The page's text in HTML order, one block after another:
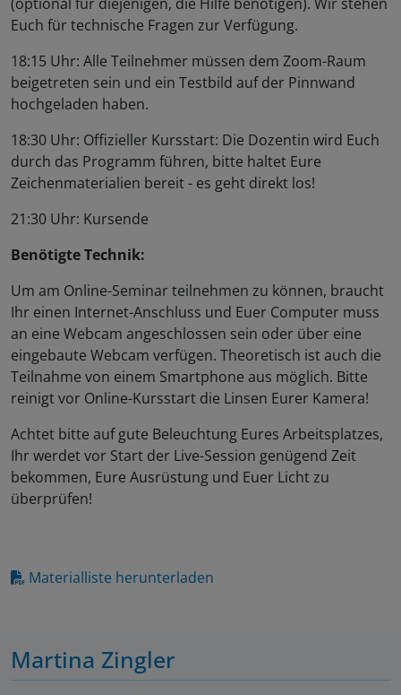
Euch für technische Fragen zur Verfügung.
18:15 Uhr: Alle Teilnehmer müssen dem Zoom-Raum
beigetreten sein und ein Testbild auf der Pinnwand
hochgeladen haben.
18:30 Uhr: Offizieller Kursstart: Die Dozentin wird Euch
durch das Programm führen, bitte haltet Eure
Zeichenmaterialien bereit - es geht direkt los!
21:30 Uhr: Kursende
Benötigte Technik:
Um am Online-Seminar teilnehmen zu können, braucht
Ihr einen Internet-Anschluss und Euer Computer muss
an eine Webcam angeschlossen sein oder über eine
eingebaute Webcam verfügen. Theoretisch ist auch die
Teilnahme von einem Smartphone aus möglich. Bitte
reinigt vor Online-Kursstart die Linsen Eurer Kamera!
Achtet bitte auf gute Beleuchtung Eures Arbeitsplatzes,
Ihr werdet vor Start der Live-Session genügend Zeit
bekommen, Eure Ausrüstung und Euer Licht zu
überprüfen!
Materialliste herunterladen
Martina Zingler